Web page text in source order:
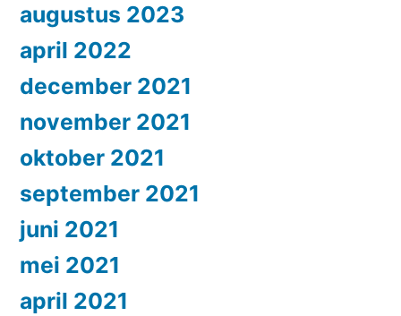
augustus 2023
april 2022
december 2021
november 2021
oktober 2021
september 2021
juni 2021
mei 2021
april 2021